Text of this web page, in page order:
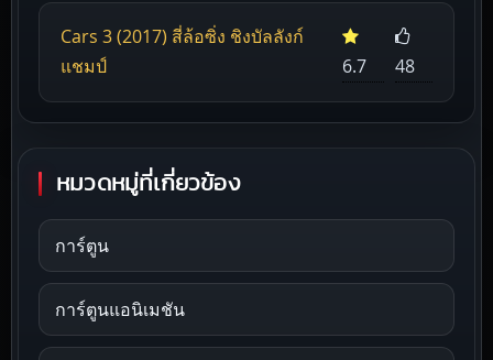
Cars 3 (2017) สี่ล้อซิ่ง ชิงบัลลังก์
แชมป์
6.7 48
หมวดหมู่ที่เกี่ยวข้อง
การ์ตูน
การ์ตูนแอนิเมชัน